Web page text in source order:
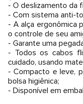
- O deslizamento da
- Com sistema anti-
- A alça ergonômica
o controle de seu
- Garante uma
- Todos os cabos
cuidado, usando
- Compacto e leve,
bolsa higiênica;
- Disponível em